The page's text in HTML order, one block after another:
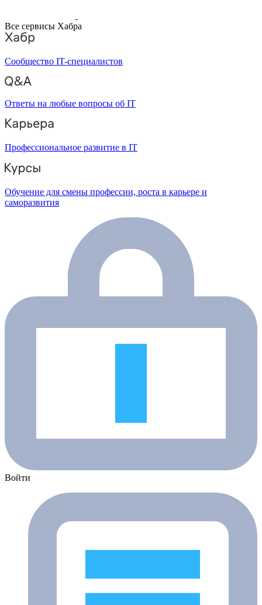
Все сервисы Хабра
Сообщество IT-специалистов
Ответы на любые вопросы об IT
Профессиональное развитие в IT
Обучение для смены профессии, роста в карьере и
саморазвития
Войти